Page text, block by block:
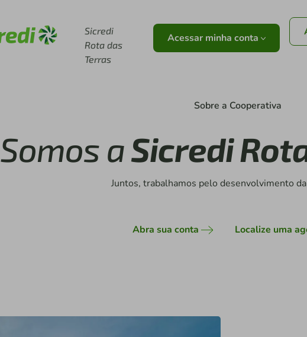
Sicredi
Rota das
Terras
Acessar minha conta
Sobre a Cooperativa
Somos aSicredi
Juntos, trabalhamos pelo desenvolvimento
Abra sua conta Localize uma